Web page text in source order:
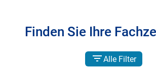
Finden Sie Ihre
Alle Filter